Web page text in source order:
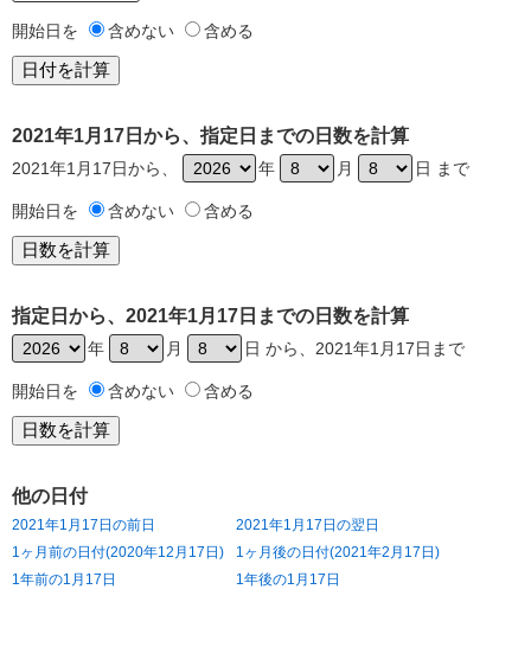
開始日を 含めない 含める
2021年1月17日から、指定日までの日数を計算
2021年1月17日から、 年 月 日 まで
開始日を 含めない 含める
指定日から、2021年1月17日までの日数を計算
年 月 日 から、2021年1月17日まで
開始日を 含めない 含める
他の日付
2021年1月17日の前日
2021年1月17日の翌日
1ヶ月前の日付(2020年12月17日)
1ヶ月後の日付(2021年2月17日)
1年前の1月17日
1年後の1月17日